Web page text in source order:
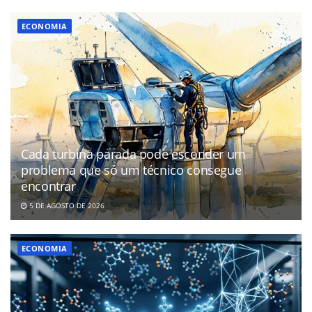
ECONOMIA
Cada turbina parada pode esconder um
problema que só um técnico consegue
encontrar
5 DE AGOSTO DE 2026
ECONOMIA